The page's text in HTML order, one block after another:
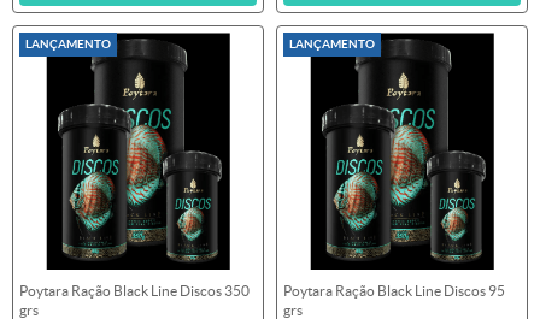
LANÇAMENTO
Poytara Ração Black Line Discos 350
grs
LANÇAMENTO
Poytara Ração Black Line Discos 95
grs